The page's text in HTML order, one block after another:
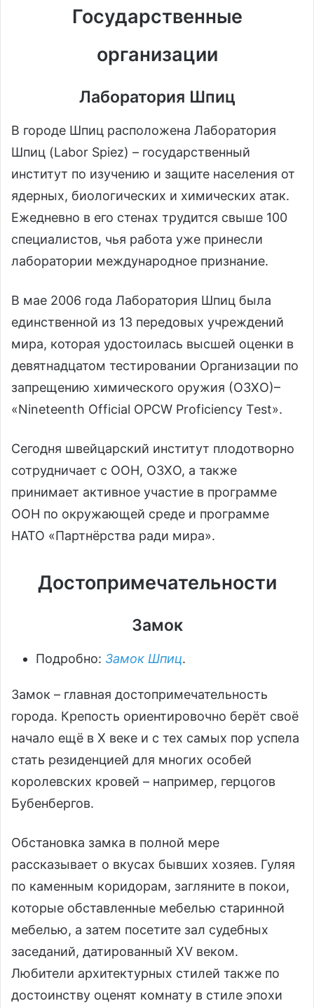
Государственные
организации
Лаборатория Шпиц
В городе Шпиц расположена Лаборатория
Шпиц (Labor Spiez) – государственный
институт по изучению и защите населения от
ядерных, биологических и химических атак.
Ежедневно в его стенах трудится свыше 100
специалистов, чья работа уже принесли
лаборатории международное признание.
В мае 2006 года Лаборатория Шпиц была
единственной из 13 передовых учреждений
мира, которая удостоилась высшей оценки в
девятнадцатом тестировании Организации по
запрещению химического оружия (ОЗХО)–
«Nineteenth Official OPCW Proficiency Test».
Сегодня швейцарский институт плодотворно
сотрудничает с ООН, ОЗХО, а также
принимает активное участие в программе
ООН по окружающей среде и программе
НАТО «Партнёрства ради мира».
Достопримечательности
Замок
Подробно: Замок Шпиц.
Замок – главная достопримечательность
города. Крепость ориентировочно берёт своё
начало ещё в X веке и с тех самых пор успела
стать резиденцией для многих особей
королевских кровей – например, герцогов
Бубенбергов.
Обстановка замка в полной мере
рассказывает о вкусах бывших хозяев. Гуляя
по каменным коридорам, загляните в покои,
которые обставленные мебелью старинной
мебелью, а затем посетите зал судебных
заседаний, датированный XV веком.
Любители архитектурных стилей также по
достоинству оценят комнату в стиле эпохи